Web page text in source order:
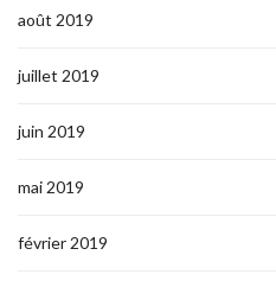
août 2019
juillet 2019
juin 2019
mai 2019
février 2019